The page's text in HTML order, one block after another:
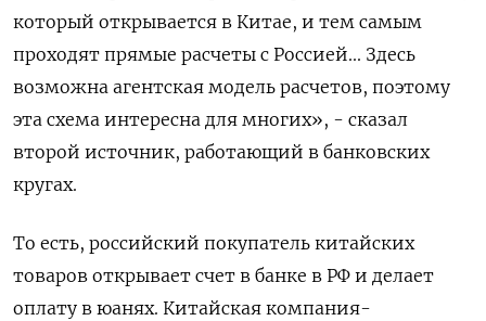
который открывается в Китае, и тем самым
проходят прямые расчеты с Россией... Здесь
возможна агентская модель расчетов, поэтому
эта схема интересна для многих», - сказал
второй источник, работающий в банковских
кругах.
То есть, российский покупатель китайских
товаров открывает счет в банке в РФ и делает
оплату в юанях. Китайская компания-